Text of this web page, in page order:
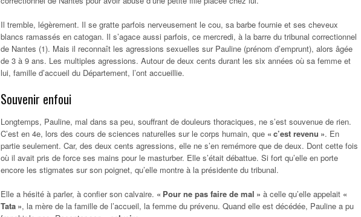
Il tremble, légèrement. Il se gratte parfois nerveusement le cou, sa barbe fournie et ses cheveux
blancs ramassés en catogan. Il s’agace aussi parfois, ce mercredi, à la barre du tribunal correctionnel
de Nantes (1). Mais il reconnaît les agressions sexuelles sur Pauline (prénom d’emprunt), alors âgée
de 3 à 9 ans. Les multiples agressions. Autour de deux cents durant les six années où sa femme et
lui, famille d’accueil du Département, l’ont accueillie.
Souvenir enfoui
Longtemps, Pauline, mal dans sa peu, souffrant de douleurs thoraciques, ne s’est souvenue de rien.
C’est en 4e, lors des cours de sciences naturelles sur le corps humain, que « c’est revenu ». En
partie seulement. Car, des deux cents agressions, elle ne s’en remémore que de deux. Dont cette fois
où il avait pris de force ses mains pour le masturber. Elle s’était débattue. Si fort qu’elle en porte
encore les stigmates sur son poignet, qu’elle montre à la présidente du tribunal.
Elle a hésité à parler, à confier son calvaire. « Pour ne pas faire de mal » à celle qu’elle appelait «
Tata », la mère de la famille de l’accueil, la femme du prévenu. Quand elle est décédée, Pauline a pu